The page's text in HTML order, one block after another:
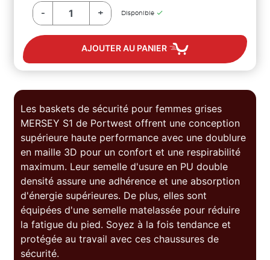
- + 
Disponible
AJOUTER AU PANIER
Les baskets de sécurité pour femmes grises
MERSEY S1 de Portwest offrent une conception
supérieure haute performance avec une doublure
en maille 3D pour un confort et une respirabilité
maximum. Leur semelle d'usure en PU double
densité assure une adhérence et une absorption
d'énergie supérieures. De plus, elles sont
équipées d'une semelle matelassée pour réduire
la fatigue du pied. Soyez à la fois tendance et
protégée au travail avec ces chaussures de
sécurité.